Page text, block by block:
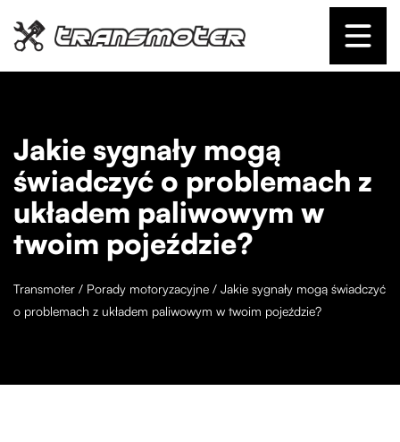
Jakie sygnały mogą
świadczyć o problemach z
układem paliwowym w
twoim pojeździe?
Transmoter / Porady motoryzacyjne / Jakie sygnały mogą świadczyć
o problemach z układem paliwowym w twoim pojeździe?